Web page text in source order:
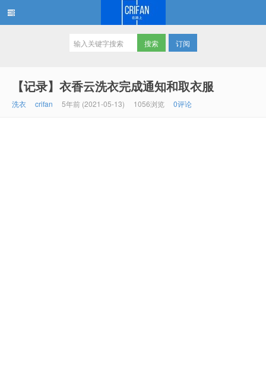
订阅
【记录】衣香云洗衣完成通知和取衣服
洗衣 crifan 5年前 (2021-05-13) 1056浏览 0评论